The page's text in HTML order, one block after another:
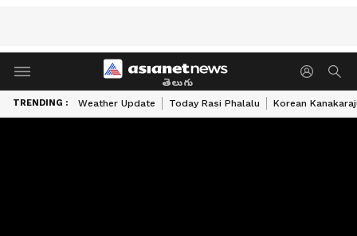
తెలుగు
TRENDING : Weather Update Today Rasi Phalalu Korean